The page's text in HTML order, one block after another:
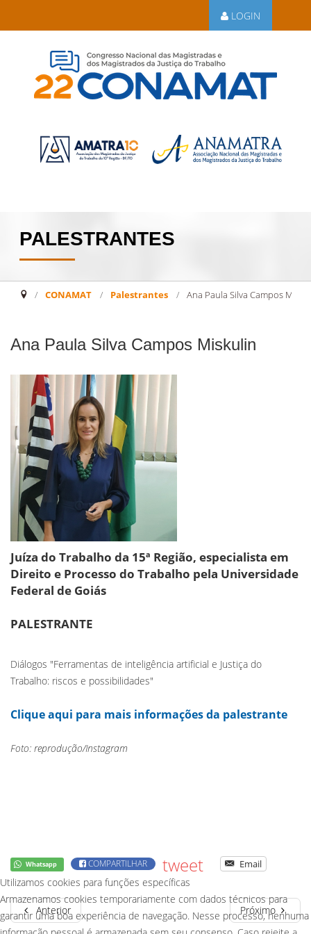
LOGIN
PALESTRANTES
CONAMAT Palestrantes Ana Paula Silva Campos
Ana Paula Silva Campos Miskulin
Juíza do Trabalho da 15ª Região, especialista em
Direito e Processo do Trabalho pela Universidade
Federal de Goiás
PALESTRANTE
Diálogos "Ferramentas de inteligência artificial e Justiça do
Trabalho: riscos e possibilidades"
Clique aqui para mais informações da palestrante
Foto: reprodução/Instagram
Whatsapp COMPARTILHAR tweet Email
Anterior Próximo
Utilizamos cookies para funções específicas
Armazenamos cookies temporariamente com dados técnicos para
garantir uma boa experiência de navegação. Nesse processo, nenhuma